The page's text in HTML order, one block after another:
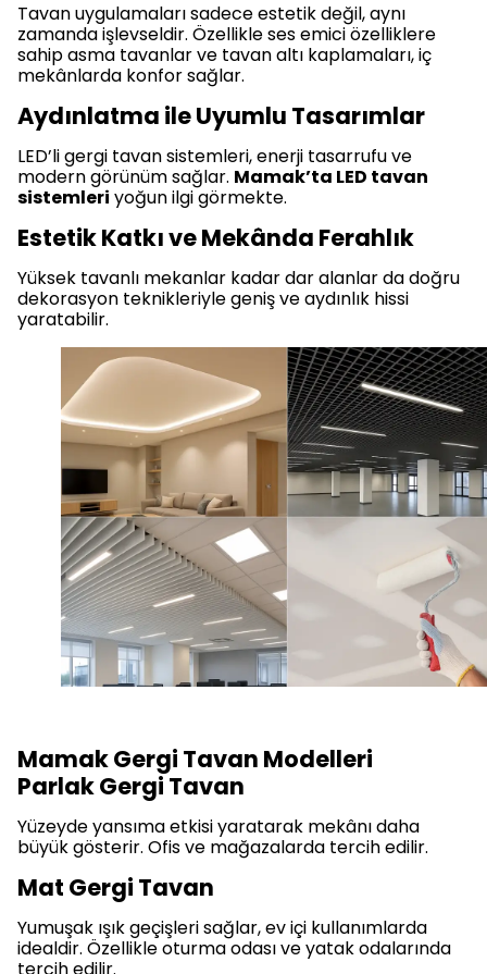
Tavan uygulamaları sadece estetik değil, aynı
zamanda işlevseldir. Özellikle ses emici özelliklere
sahip asma tavanlar ve tavan altı kaplamaları, iç
mekânlarda konfor sağlar.
Aydınlatma ile Uyumlu Tasarımlar
LED’li gergi tavan sistemleri, enerji tasarrufu ve
modern görünüm sağlar. Mamak’ta LED tavan
sistemleri yoğun ilgi görmekte.
Estetik Katkı ve Mekânda Ferahlık
Yüksek tavanlı mekanlar kadar dar alanlar da doğru
dekorasyon teknikleriyle geniş ve aydınlık hissi
yaratabilir.
Mamak Gergi Tavan Modelleri
Parlak Gergi Tavan
Yüzeyde yansıma etkisi yaratarak mekânı daha
büyük gösterir. Ofis ve mağazalarda tercih edilir.
Mat Gergi Tavan
Yumuşak ışık geçişleri sağlar, ev içi kullanımlarda
idealdir. Özellikle oturma odası ve yatak odalarında